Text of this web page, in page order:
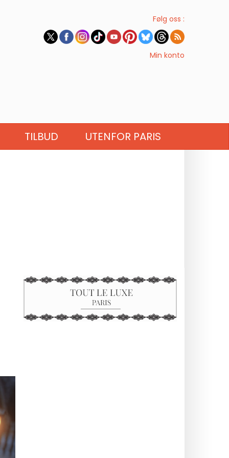
Følg oss :
Min konto
TILBUD UTENFOR PARIS